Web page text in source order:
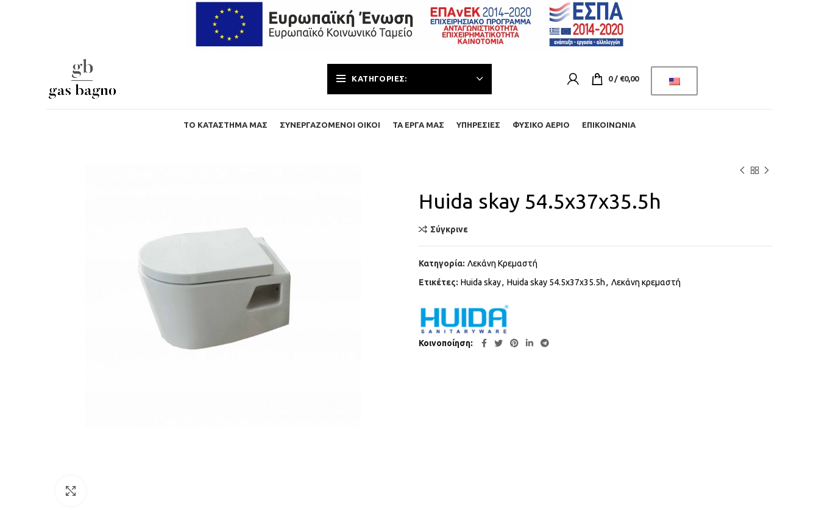
ΚΑΤΗΓΟΡΊΕΣ: 0 / €0,00
ΤΟ ΚΑΤΆΣΤΗΜΑ ΜΑΣ ΣΥΝΕΡΓΑΖΌΜΕΝΟΙ ΟΊΚΟΙ ΤΑ ΈΡΓΑ ΜΑΣ ΥΠΗΡΕΣΊΕΣ ΦΥΣΙΚΌ ΑΈΡΙΟ ΕΠΙΚΟΙΝΩΝΊΑ
Huida skay 54.5x37x35.5h
Σύγκρινε
Κατηγορία: Λεκάνη Κρεμαστή
Ετικέτες: Huida skay, Huida skay 54.5x37x35.5h, Λεκάνη κρεμαστή
Κοινοποίηση